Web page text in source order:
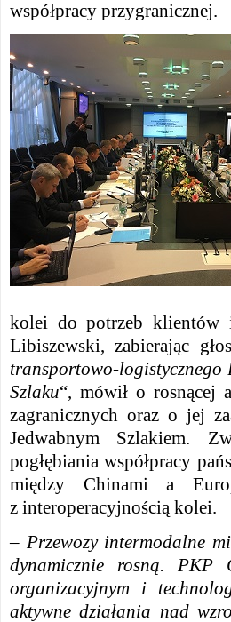
współpracy przygranicznej.
kolei do potrzeb klientów
Libiszewski, zabierając
transportowo-logistycznego
Szlaku“, mówił o rosnącej
zagranicznych oraz o jej
Jedwabnym Szlakiem.
pogłębiania współpracy
między Chinami a
z interoperacyjnością kolei.
– Przewozy intermodalne
dynamicznie rosną. PKP
organizacyjnym i
aktywne działania nad